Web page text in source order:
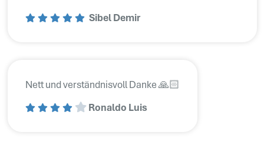
Sibel Demir
Nett und verständnisvoll Danke 🙏🏻
Ronaldo Luis